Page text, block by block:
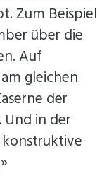
Zum Beispiel
über die
Auf
gleichen
der
Und in der